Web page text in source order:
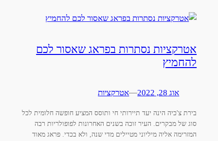
אטרקציות נסתרות בפראג שאסור לכם
להחמיץ
אוג 28, 2022 —אטרקציות
בירת צ'כיה הינה יעד תיירותי חי ותוסס המציע חופשה חלומית לכל
סוג של מבקרים. העיר זוכה בשנים האחרונות לפופולריות רבה
המזרימה אליה מיליוני מטיילים מדי שנה, ולא בכדי. פראג מאוד